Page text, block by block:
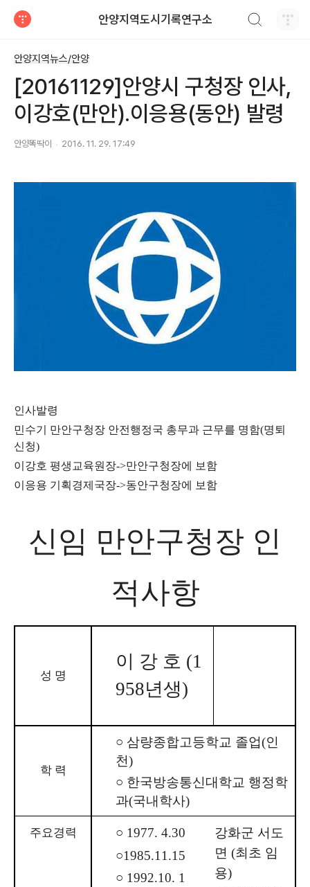
안양지역도시기록연구소
안양지역뉴스/안양
[20161129]안양시 구청장 인사,
이강호(만안).이응용(동안) 발령
안양똑딱이 2016. 11. 29. 17:49
인사발령
민수기 만안구청장 안전행정국 총무과 근무를 명함(명퇴
신청)
이강호 평생교육원장->만안구청장에 보함
이응용 기획경제국장->동안구청장에 보함
신임 만안구청장 인
적사항
성 명
이 강 호 (1
958년생)
학 력
○ 삼량종합고등학교 졸업(인
천)
○ 한국방송통신대학교 행정학
과(국내학사)
주요경력
○ 1977. 4.30
○1985.11.15
○ 1992.10. 1
강화군 서도
면 (최초 임
용)